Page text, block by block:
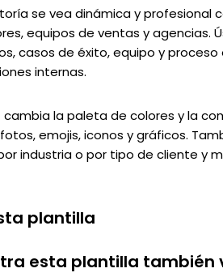
se vea dinámica y profesional
equipos de ventas y agencias.
casos de éxito, equipo y
internas.
cambia la paleta de colores y la
emojis, iconos y gráficos.
industria o por tipo de cliente y
plantilla
esta plantilla también